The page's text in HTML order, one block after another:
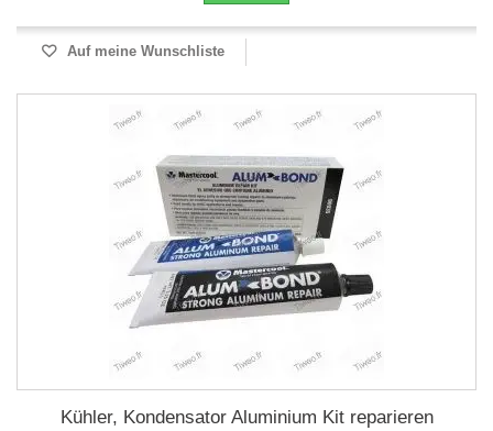
Auf meine Wunschliste
Kühler, Kondensator Aluminium Kit reparieren